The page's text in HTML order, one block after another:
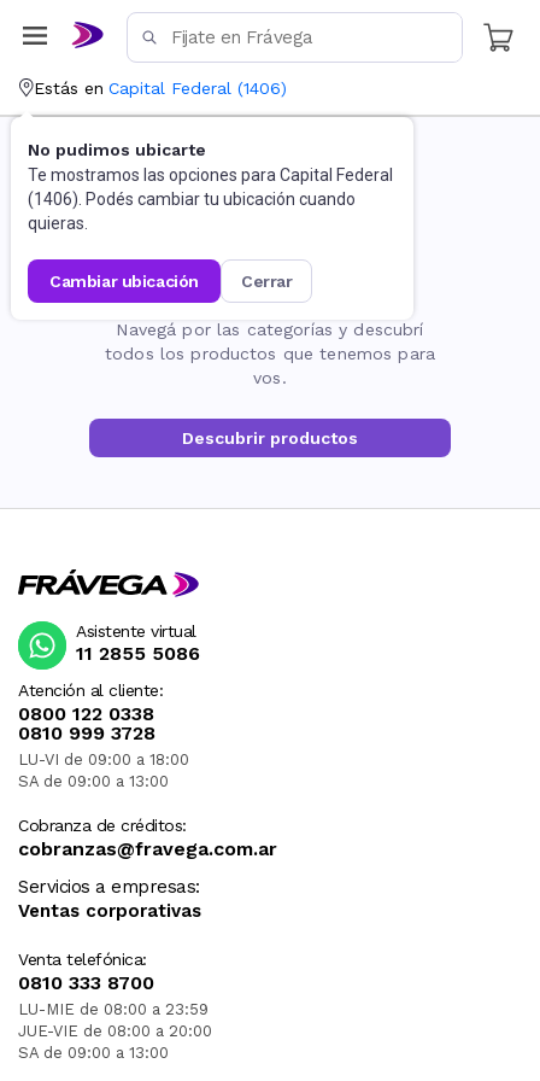
Estás en Capital Federal (1406)
No pudimos ubicarte
Te mostramos las opciones para Capital Federal
(1406). Podés cambiar tu ubicación cuando
quieras.
cambiar ubicación cerrar
La página no existe
Navegá por las categorías y descubrí
todos los productos que tenemos para
vos.
Descubrir productos
Atención al cliente:
0800 122 0338
0810 999 3728
LU-VI de 09:00 a 18:00
SA de 09:00 a 13:00
Cobranza de créditos:
cobranzas@fravega.com.ar
Servicios a empresas:
Ventas corporativas
Venta telefónica:
0810 333 8700
LU-MIE de 08:00 a 23:59
JUE-VIE de 08:00 a 20:00
SA de 09:00 a 13:00
Asistente virtual
11 2855 5086